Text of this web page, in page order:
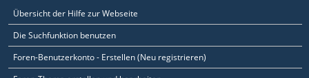
Übersicht der Hilfe zur Webseite
Die Suchfunktion benutzen
Foren-Benutzerkonto - Erstellen (Neu registrieren)